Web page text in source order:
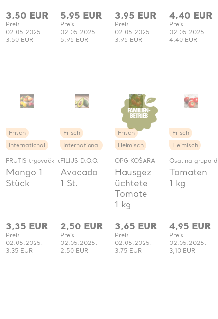
3,50 EUR
Preis
02.05.2025:
3,50 EUR
5,95 EUR
Preis
02.05.2025:
5,95 EUR
3,95 EUR
Preis
02.05.2025:
3,95 EUR
4,40 EUR
Preis
02.05.2025:
4,40 EUR
International
Frisch
FRUTIS trgovački obrt
Mango 1
Stück
3,35 EUR
Preis
02.05.2025:
3,35 EUR
International
Frisch
FILIUS D.O.O.
Avocado
1 St.
2,50 EUR
Preis
02.05.2025:
2,50 EUR
Heimisch
Frisch
OPG KOŠARA
Hausgez
üchtete
Tomate
1 kg
3,65 EUR
Preis
02.05.2025:
3,75 EUR
Heimisch
Frisch
Osatina grupa
Tomaten
1 kg
4,95 EUR
Preis
02.05.2025:
3,10 EUR